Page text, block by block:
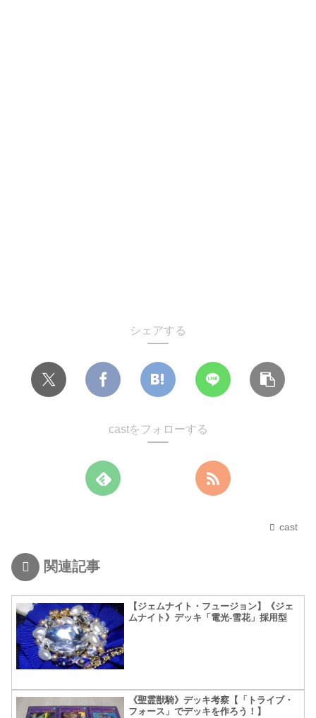
シェアする
castをフォローする
cast
関連記事
【ジェムナイト・フュージョン】《ジェ
ムナイト》デッキ「電光-雪花」採用型
《聖霊獣騎》デッキ考察【「トライブ・
フォース」でデッキを作ろう！】